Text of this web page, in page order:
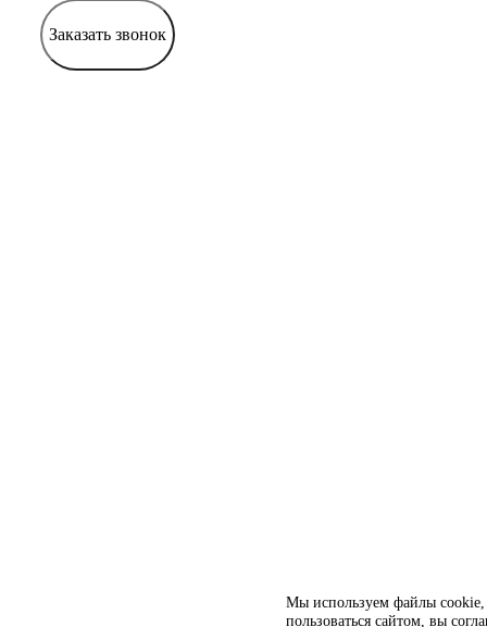
Мы используем файлы cookie,
пользоваться сайтом, вы
Заказать звонок